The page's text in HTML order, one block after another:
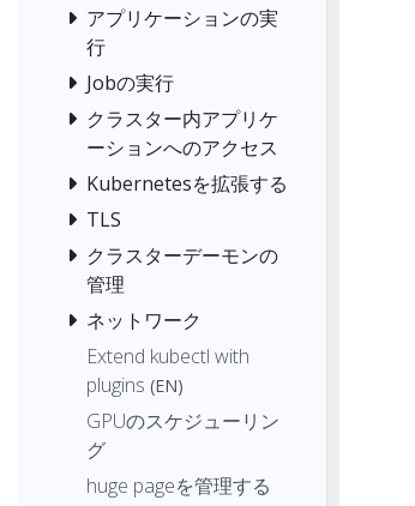
アプリケーションの実
行
Jobの実行
クラスター内アプリケ
ーションへのアクセス
Kubernetesを拡張する
TLS
クラスターデーモンの
管理
ネットワーク
Extend kubectl with
plugins (EN)
GPUのスケジューリン
グ
huge pageを管理する